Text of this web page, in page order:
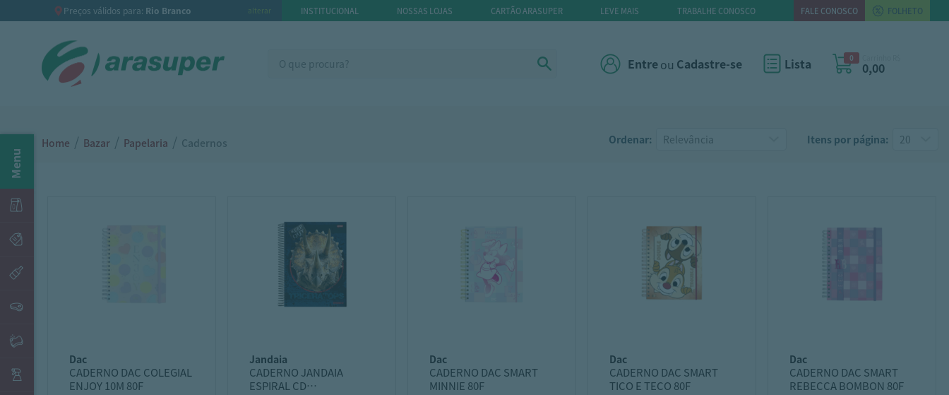
Preços válidos para: Rio Branco alterar INSTITUCIONAL NOSSAS LOJAS CARTÃO ARASUPER LEVE MAIS TRABALHE CONOSCO FALE CONOSCO FOLHETO
Entreou Cadastre-se Lista 0
0,00
Menu
Home / Bazar / Papelaria / Cadernos Ordenar: Itens por página:
dac
CADERNO DAC COLEGIAL
ENJOY 10M 80F
jandaia
CADERNO JANDAIA
ESPIRAL CD
dac
CADERNO DAC SMART
MINNIE 80F
dac
CADERNO DAC SMART
TICO E TECO 80F
dac
CADERNO DAC SMART
REBECCA BOMBON 80F